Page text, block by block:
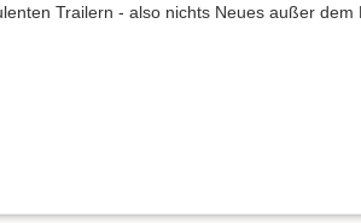
Trailern - also nichts Neues außer dem